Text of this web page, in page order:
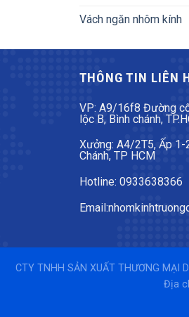
Vách ngăn nhôm kính
THÔNG TIN LIÊN
VP: A9/16f8 Đường
lộc B, Bình chánh,
Xưởng: A4/2T5, Ấp 1-
Chánh, TP HCM
Hotline: 0933638366
CTY TNHH SẢN XUẤT THƯƠNG MẠI
Địa